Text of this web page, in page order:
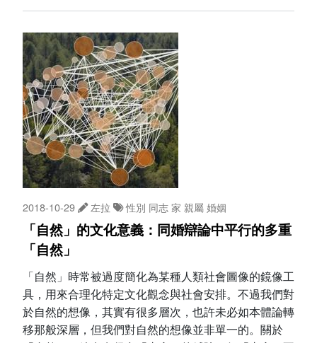
2018-10-29 左拉 性別 同志家 親屬婚姻
「自然」的文化意義：同婚辯論中平行的多重
「自然」
「自然」時常被過度簡化為某種人類社會圖像的鏡像工
具，用來合理化特定文化觀念與社會安排。不過我們對
於自然的想像，其實有很多層次，也許未必如本體論轉
移那般深層，但我們對自然的想像並非單一的。關於